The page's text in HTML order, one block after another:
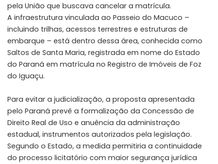
pela União que buscava cancelar a matrícula.
A infraestrutura vinculada ao Passeio do Macuco –
incluindo trilhas, acessos terrestres e estruturas de
embarque – está dentro dessa área, conhecida como
Saltos de Santa Maria, registrada em nome do Estado
do Paraná em matrícula no Registro de Imóveis de Foz
do Iguaçu.
Para evitar a judicialização, a proposta apresentada
pelo Paraná prevê a formalização da Concessão de
Direito Real de Uso e anuência da administração
estadual, instrumentos autorizados pela legislação.
Segundo o Estado, a medida permitiria a continuidade
do processo licitatório com maior segurança jurídica